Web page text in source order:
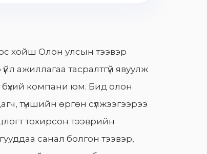
хойш Олон улсын тээвэр
ажиллагаа тасралтгүй явуулж
компани юм. Бид олон
түншийн өргөн сүлжээгээрээ
тохирсон тээврийн
санал болгон тээвэр,